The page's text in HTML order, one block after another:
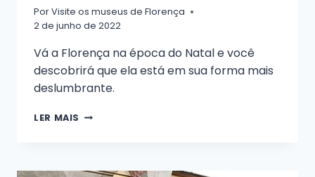
PorVisite os museus de Florença
2 de junho de 2022
Vá a Florença na época do Natal e você
descobrirá que ela está em sua forma mais
deslumbrante.
LER MAIS AQUI
GUIA